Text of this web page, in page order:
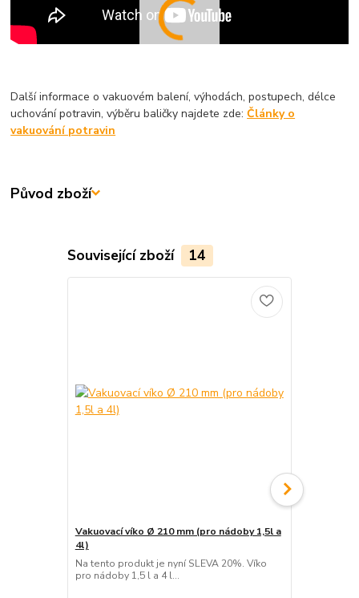
Další informace o vakuovém balení, výhodách, postupech, délce
uchování potravin, výběru baličky najdete zde:Články o
vakuování potravin
Původ zboží
Související zboží 14
Vakuovací víko Ø 210 mm (pro nádoby 1,5l a
4l)
Na tento produkt je nyní SLEVA 20%. Víko
pro nádoby 1,5 l a 4 l...